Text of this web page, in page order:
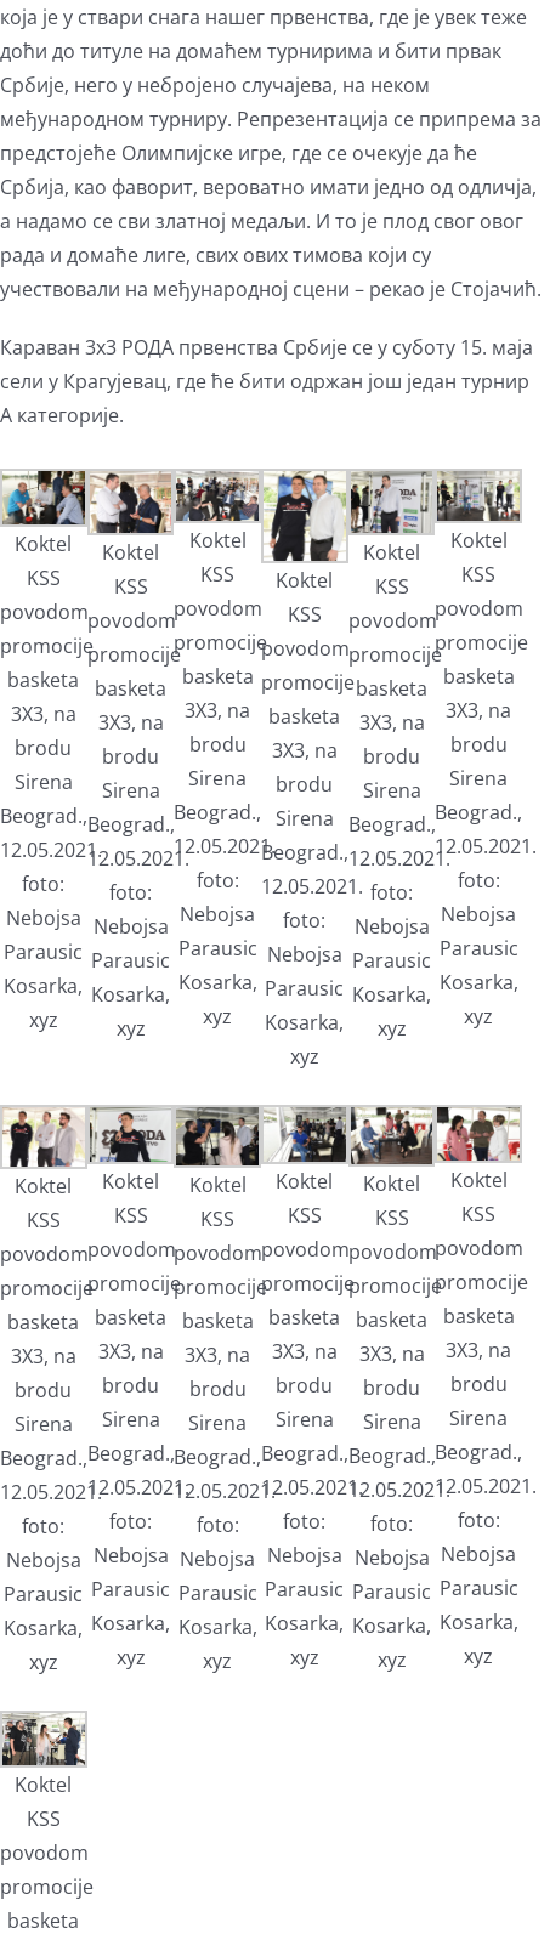
која је у ствари снага нашег првенства, где је увек теже
доћи до титуле на домаћем турнирима и бити првак
Србије, него у небројено случајева, на неком
међународном турниру. Репрезентација се припрема за
предстојеће Олимпијске игре, где се очекује да ће
Србија, као фаворит, вероватно имати једно од одличја,
а надамо се сви златној медаљи. И то је плод свог овог
рада и домаће лиге, свих ових тимова који су
учествовали на међународној сцени – рекао је Стојачић.
Караван 3х3 РОДА првенства Србије се у суботу 15. маја
сели у Крагујевац, где ће бити одржан још један турнир
А категорије.
Koktel
KSS
povodom
promocije
basketa
3X3, na
brodu
Sirena
Beograd.,
12.05.2021.
foto:
Nebojsa
Parausic
Kosarka,
xyz
Koktel
KSS
povodom
promocije
basketa
3X3, na
brodu
Sirena
Beograd.,
12.05.2021.
foto:
Nebojsa
Parausic
Kosarka,
xyz
Koktel
KSS
povodom
promocije
basketa
3X3, na
brodu
Sirena
Beograd.,
12.05.2021.
foto:
Nebojsa
Parausic
Kosarka,
xyz
Koktel
KSS
povodom
promocije
basketa
3X3, na
brodu
Sirena
Beograd.,
12.05.2021.
foto:
Nebojsa
Parausic
Kosarka,
xyz
Koktel
KSS
povodom
promocije
basketa
3X3, na
brodu
Sirena
Beograd.,
12.05.2021.
foto:
Nebojsa
Parausic
Kosarka,
xyz
Koktel
KSS
povodom
promocije
basketa
3X3, na
brodu
Sirena
Beograd.,
12.05.2021.
foto:
Nebojsa
Parausic
Kosarka,
xyz
Koktel
KSS
povodom
promocije
basketa
3X3, na
brodu
Sirena
Beograd.,
12.05.2021.
foto:
Nebojsa
Parausic
Kosarka,
xyz
Koktel
KSS
povodom
promocije
basketa
3X3, na
brodu
Sirena
Beograd.,
12.05.2021.
foto:
Nebojsa
Parausic
Kosarka,
xyz
Koktel
KSS
povodom
promocije
basketa
3X3, na
brodu
Sirena
Beograd.,
12.05.2021.
foto:
Nebojsa
Parausic
Kosarka,
xyz
Koktel
KSS
povodom
promocije
basketa
3X3, na
brodu
Sirena
Beograd.,
12.05.2021.
foto:
Nebojsa
Parausic
Kosarka,
xyz
Koktel
KSS
povodom
promocije
basketa
3X3, na
brodu
Sirena
Beograd.,
12.05.2021.
foto:
Nebojsa
Parausic
Kosarka,
xyz
Koktel
KSS
povodom
promocije
basketa
3X3, na
brodu
Sirena
Beograd.,
12.05.2021.
foto:
Nebojsa
Parausic
Kosarka,
xyz
Koktel
KSS
povodom
promocije
basketa